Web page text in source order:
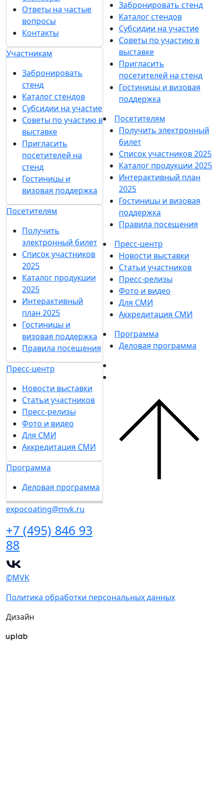
Ответы на частые
вопросы
Контакты
Участникам
Забронировать
стенд
Каталог стендов
Субсидии на участие
Советы по участию в
выставке
Пригласить
посетителей на
стенд
Гостиницы и
визовая поддержка
Посетителям
Получить
электронный билет
Список участников
2025
Каталог продукции
2025
Интерактивный
план 2025
Гостиницы и
визовая поддержка
Правила посещения
Пресс-центр
Новости выставки
Статьи участников
Пресс-релизы
Фото и видео
Для СМИ
Аккредитация СМИ
Программа
Деловая программа
expocoating@mvk.ru
+7 (495) 846 93
88
Забронировать стенд
Каталог стендов
Субсидии на участие
Советы по участию в
выставке
Пригласить
посетителей на стенд
Гостиницы и визовая
поддержка
Посетителям
Получить электронный
билет
Список участников 2025
Каталог продукции 2025
Интерактивный план
2025
Гостиницы и визовая
поддержка
Правила посещения
Пресс-центр
Новости выставки
Статьи участников
Пресс-релизы
Фото и видео
Для СМИ
Аккредитация СМИ
Программа
Деловая программа
©MVK
Политика обработки персональных данных
Дизайн